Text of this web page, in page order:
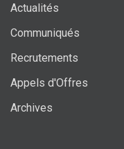
Actualités
Communiqués
Recrutements
Appels d'Offres
Archives